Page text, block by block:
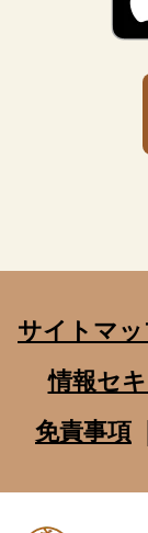
サイトマ
情報セ
免責事項